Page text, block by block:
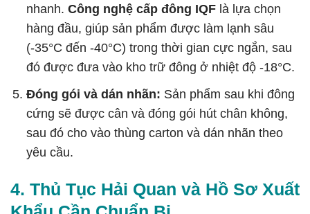
nhanh.Công nghệ cấp đông IQF là lựa chọn
hàng đầu, giúp sản phẩm được làm lạnh sâu
(-35°C đến -40°C) trong thời gian cực ngắn, sau
đó được đưa vào kho trữ đông ở nhiệt độ -18°C.
Đóng gói và dán nhãn: Sản phẩm sau khi đông
cứng sẽ được cân và đóng gói hút chân không,
sau đó cho vào thùng carton và dán nhãn theo
yêu cầu.
4. Thủ Tục Hải Quan và Hồ Sơ Xuất